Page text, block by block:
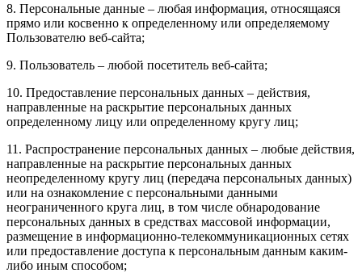
8. Персональные данные – любая информация, относящаяся
прямо или косвенно к определенному или определяемому
Пользователю веб-сайта;
9. Пользователь – любой посетитель веб-сайта;
10. Предоставление персональных данных – действия,
направленные на раскрытие персональных данных
определенному лицу или определенному кругу лиц;
11. Распространение персональных данных – любые действия,
направленные на раскрытие персональных данных
неопределенному кругу лиц (передача персональных данных)
или на ознакомление с персональными данными
неограниченного круга лиц, в том числе обнародование
персональных данных в средствах массовой информации,
размещение в информационно-телекоммуникационных сетях
или предоставление доступа к персональным данным каким-
либо иным способом;